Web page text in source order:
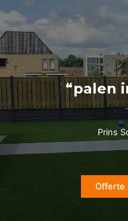
naar
de
inhoud
“palen
Prins
Offerte